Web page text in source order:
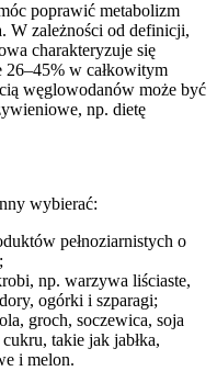
poprawić metabolizm
W zależności od definicji,
charakteryzuje się
26–45% w całkowitym
węglowodanów może być
np. dietę
wybierać:
pełnoziarnistych o
np. warzywa liściaste,
ogórki i szparagi;
groch, soczewica, soja
takie jak jabłka,
i melon.